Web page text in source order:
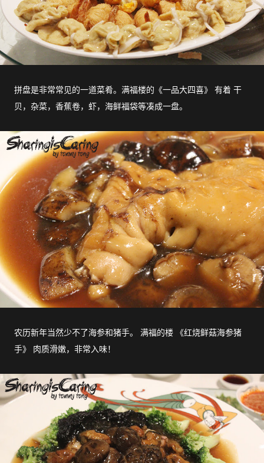
拼盘是非常常见的一道菜肴。满福楼的《一品大四喜》 有着 干
贝，杂菜，香蕉卷，虾，海鲜福袋等凑成一盘。
农历新年当然少不了海参和猪手。 满福的楼 《红烧鲜菇海参猪
手》 肉质滑嫩，非常入味！